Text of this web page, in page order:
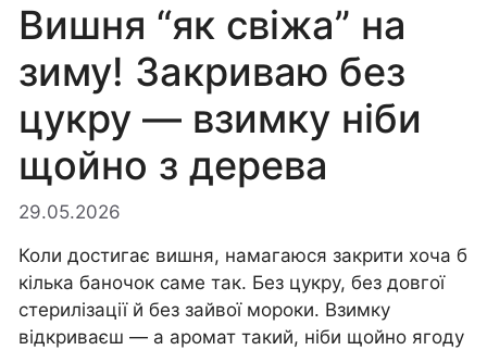
Вишня “як свіжа” на
зиму! Закриваю без
цукру — взимку ніби
щойно з дерева
29.05.2026
Коли достигає вишня, намагаюся закрити хоча б
кілька баночок саме так. Без цукру, без довгої
стерилізації й без зайвої мороки. Взимку
відкриваєш — а аромат такий, ніби щойно ягоду